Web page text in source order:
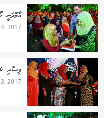
އާމްދަނީ
2017
ފިސާރި
2017